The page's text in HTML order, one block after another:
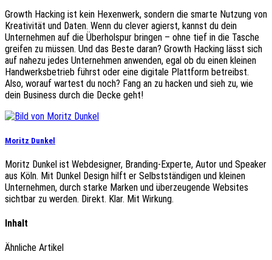
Growth Hacking ist kein Hexenwerk, sondern die smarte Nutzung von
Kreativität und Daten. Wenn du clever agierst, kannst du dein
Unternehmen auf die Überholspur bringen – ohne tief in die Tasche
greifen zu müssen. Und das Beste daran? Growth Hacking lässt sich
auf nahezu jedes Unternehmen anwenden, egal ob du einen kleinen
Handwerksbetrieb führst oder eine digitale Plattform betreibst.
Also, worauf wartest du noch? Fang an zu hacken und sieh zu, wie
dein Business durch die Decke geht!
Moritz Dunkel
Moritz Dunkel ist Webdesigner, Branding-Experte, Autor und Speaker
aus Köln. Mit Dunkel Design hilft er Selbstständigen und kleinen
Unternehmen, durch starke Marken und überzeugende Websites
sichtbar zu werden. Direkt. Klar. Mit Wirkung.
Inhalt
Ähnliche Artikel